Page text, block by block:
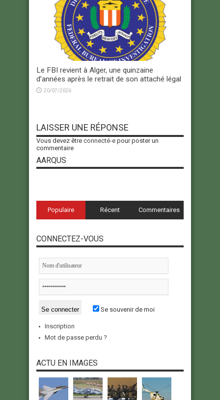
Le FBI revient à Alger, une quinzaine
d’années après le retrait de son attaché légal
20/07/2026
LAISSER UNE RÉPONSE
Vous devez être connecté-e pour poster un
commentaire
AARQUS
Populaire Récent Commentaires
CONNECTEZ-VOUS
Se souvenir de moi
Inscription
Mot de passe perdu ?
ACTU EN IMAGES